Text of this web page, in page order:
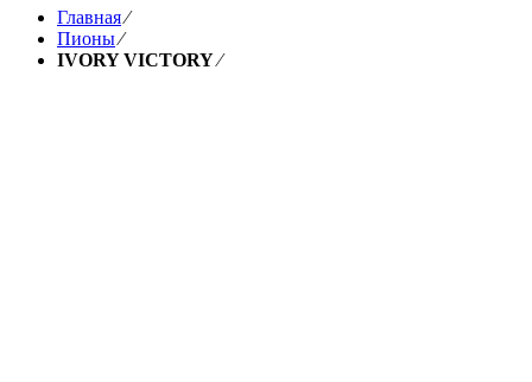
Главная⁄
Пионы⁄
IVORY VICTORY⁄